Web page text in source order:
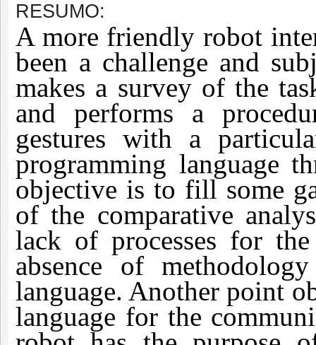
RESUMO:
A more friendly robot
been a challenge and
makes a survey of the
and performs a
gestures with a
programming language
objective is to fill some
of the comparative
lack of processes for
absence of
language. Another point
language for the